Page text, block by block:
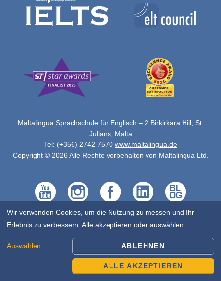
Maltalingua Sprachschule für Englisch – 2 Birkirkara Hill, St.
Julians, Malta
Tel: (+356) 2742 7570 www.maltalingua.de
Copyright © 2026 Alle Rechte vorbehalten von Maltalingua Ltd.
Wir verwenden Cookies, um die Nutzung zu messen und Ihr
Erlebnis zu verbessern. Alle akzeptieren oder auswählen.
Auswählen ABLEHNEN
ALLE AKZEPTIEREN